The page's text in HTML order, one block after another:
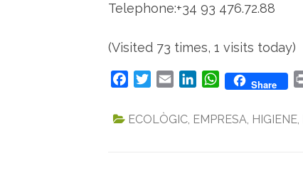
Telephone:+34 93 476.72.88
(Visited 73 times, 1 visits today)
c
a
n
W
a
Share
ECOLÒGIC, EMPRESA, HIGIENE,